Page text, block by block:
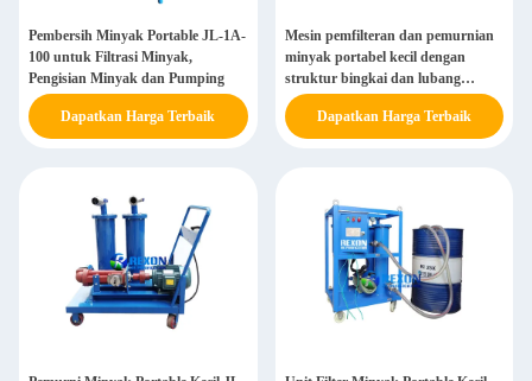
Pembersih Minyak Portable JL-1A-
100 untuk Filtrasi Minyak,
Pengisian Minyak dan Pumping
Dapatkan Harga Terbaik
Mesin pemfilteran dan pemurnian
minyak portabel kecil dengan
struktur bingkai dan lubang
angkat
Dapatkan Harga Terbaik